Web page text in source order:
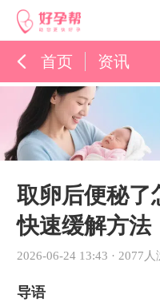
首页 资讯
取卵后便秘了
快速缓解方法
2026-06-24 13:43 · 2077人
导语